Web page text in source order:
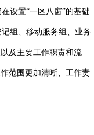
设置“一区八窗”的基础
组、移动服务组、业务
及主要工作职责和流
范围更加清晰、工作责